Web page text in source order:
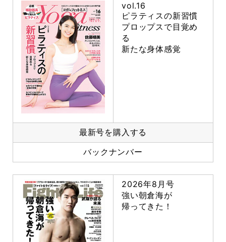
vol.16
ピラティスの新習慣
プロップスで目覚め
る
新たな身体感覚
最新号を購入する
バックナンバー
2026年8月号
強い朝倉海が
帰ってきた！